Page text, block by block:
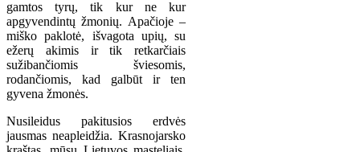
gamtos tyrų, tik kur ne kur
apgyvendintų žmonių. Apačioje –
miško paklotė, išvagota upių, su
ežerų akimis ir tik retkarčiais
sužibančiomis šviesomis,
rodančiomis, kad galbūt ir ten
gyvena žmonės.
Nusileidus pakitusios erdvės
jausmas neapleidžia. Krasnojarsko